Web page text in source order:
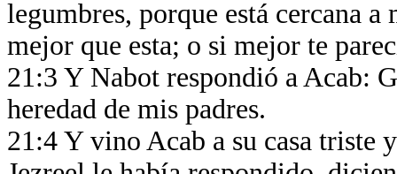
legumbres, porque está cercana
mejor que esta; o si mejor te
21:3 Y Nabot respondió a Acab:
heredad de mis padres.
21:4 Y vino Acab a su casa triste